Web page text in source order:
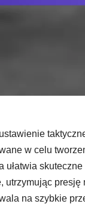
w celu
ułatwia
utrzymując
na szybkie